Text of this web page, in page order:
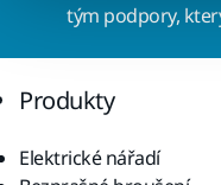
tým podpory,
Produkty
Elektrické nářadí